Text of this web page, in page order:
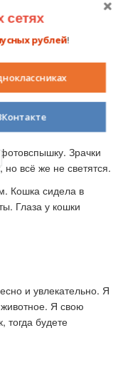
неба, чтобы
снимки глаз
снимок мы
не светятся. Затем
комнате совсем не
Зрачки
но всё же не светятся.
Кошка сидела в
Глаза у кошки
и увлекательно. Я
Я свою
будете
рублей!